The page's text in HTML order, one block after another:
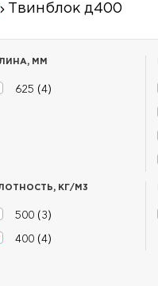
Твинблок д400
ММ
625 (4)
КГ/М3
500 (3)
400 (4)